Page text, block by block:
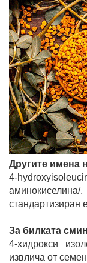
Другите имена
4-
стандартизиран
За билката
4-хидрокси
извлича от